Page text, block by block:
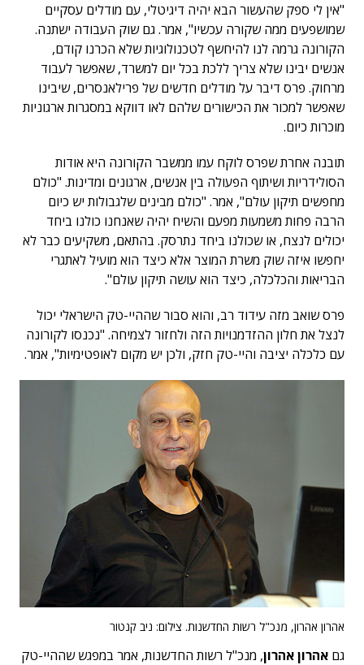
"אין לי ספק שהעשור הבא יהיה דיגיטלי, עם מודלים עסקיים
שמושפעים ממה שקורה עכשיו", אמר. גם שוק העבודה ישתנה.
הקורונה גרמה לנו להיחשף לטכנולוגיות שלא הכרנו קודם,
אנשים יבינו שלא צריך ללכת בכל יום למשרד, שאפשר לעבוד
מרחוק. פרס דיבר על מודלים חדשים של פרילאנסרים, שיבינו
שאפשר למכור את הכישורים שלהם לאו דווקא במסגרות ארגוניות
מוכרות כיום.
תובנה אחרת שפרס לוקח עמו ממשבר הקורונה היא אודות
הסולידריות ושיתוף הפעולה בין אנשים, ארגונים ומדינות. "כולם
מחפשים תיקון עולם", אמר. "כולם מבינים שלגבולות יש כיום
הרבה פחות משמעות מפעם והשיח יהיה שאנחנו כולנו ביחד
יכולים לנצח, או שכולנו ביחד נתרסק. בהתאם, משקיעים כבר לא
יחפשו איזה שוק משרת המוצר אלא כיצד הוא מועיל לאתגרי
הבריאות והכלכלה, כיצד הוא עושה תיקון עולם".
פרס שואב מזה עידוד רב, והוא סבור שההיי-טק הישראלי יכול
לנצל את חלון ההזדמנויות הזה ולחזור לצמיחה. "נכנסו לקורונה
עם כלכלה יציבה והיי-טק חזק, ולכן יש מקום לאופטימיות", אמר.
אהרון אהרון, מנכ"ל רשות החדשנות. צילום: ניב קנטור
גם אהרון אהרון, מנכ"ל רשות החדשנות, אמר במפגש שההיי-טק